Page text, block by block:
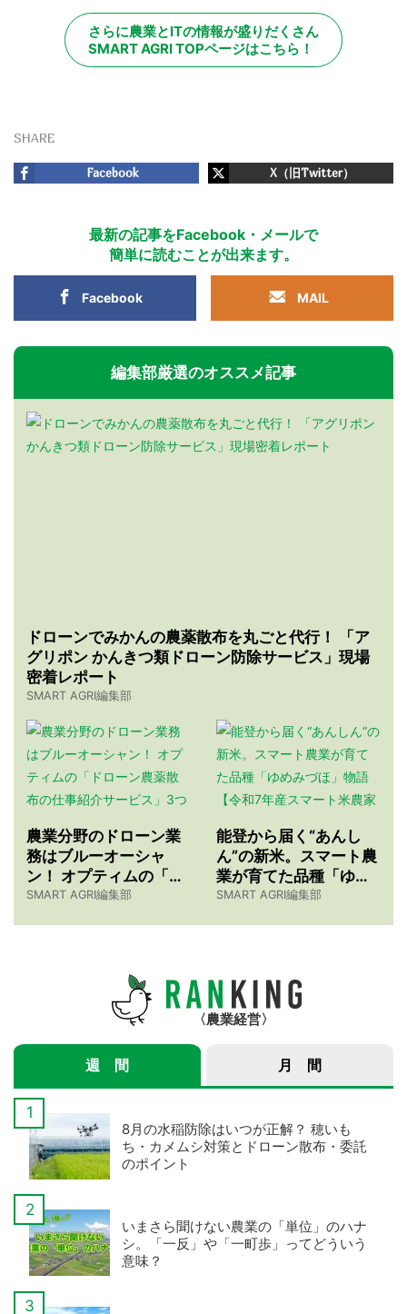
さらに農業とITの情報が盛りだくさん
SMART AGRI TOPページはこちら！
SHARE
Facebook X（旧Twitter）
最新の記事をFacebook・メールで
簡単に読むことが出来ます。
Facebook MAIL
編集部厳選のオススメ記事
ドローンでみかんの農薬散布を丸ごと代行！ 「ア
グリポン かんきつ類ドローン防除サービス」現場
密着レポート
SMART AGRI編集部
農業分野のドローン業
務はブルーオーシャ
ン！ オプティムの「ド
ローン農薬散布の仕事
SMART AGRI編集部
能登から届く“あんし
ん”の新米。スマート農
業が育てた品種「ゆめ
みづほ」物語 【令和7
SMART AGRI編集部
農業経営
週 間 月 間
8月の水稲防除はいつが正解？ 穂いも
ち・カメムシ対策とドローン散布・委託
のポイント
いまさら聞けない農業の「単位」のハナ
シ。「一反」や「一町歩」ってどういう
意味？